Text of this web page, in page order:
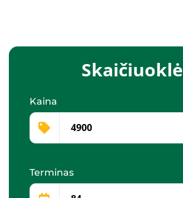
Skaičiuoklė
Kaina
Terminas